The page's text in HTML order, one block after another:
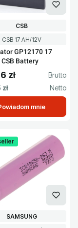
Kod produktu
CSB 17 AH/12V
GP12170 17
Battery
PRODUCENT
CSB
zł
mnie
PRODUCENT
SAMSUNG